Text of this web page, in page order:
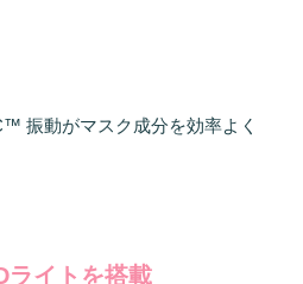
振動がマスク成分を効率よく
ライトを搭載